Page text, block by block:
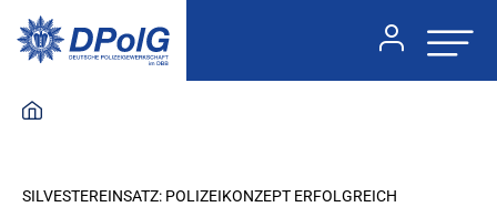
SILVESTEREINSATZ: POLIZEIKONZEPT ERFOLGREICH